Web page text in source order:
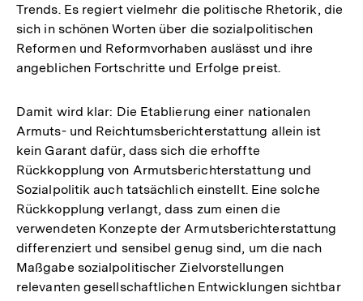
Trends. Es regiert vielmehr die politische Rhetorik, die
sich in schönen Worten über die sozialpolitischen
Reformen und Reformvorhaben auslässt und ihre
angeblichen Fortschritte und Erfolge preist.
Damit wird klar: Die Etablierung einer nationalen
Armuts- und Reichtumsberichterstattung allein ist
kein Garant dafür, dass sich die erhoffte
Rückkopplung von Armutsberichterstattung und
Sozialpolitik auch tatsächlich einstellt. Eine solche
Rückkopplung verlangt, dass zum einen die
verwendeten Konzepte der Armutsberichterstattung
differenziert und sensibel genug sind, um die nach
Maßgabe sozialpolitischer Zielvorstellungen
relevanten gesellschaftlichen Entwicklungen sichtbar